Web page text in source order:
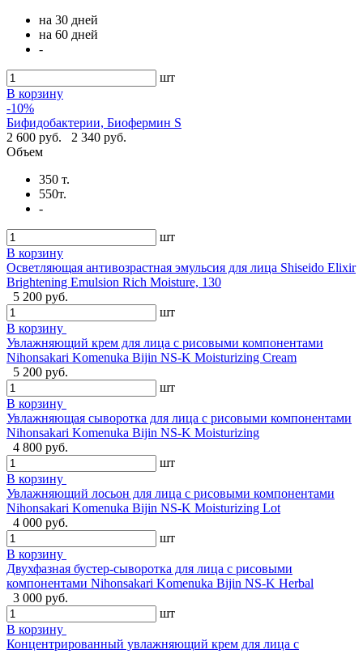
на 30 дней
на 60 дней
-
шт
В корзину
-10%
Бифидобактерии, Биофермин S
2 600 руб.
2 340 руб.
Объем
350 т.
550т.
-
шт
В корзину
Осветляющая антивозрастная эмульсия для лица Shiseido Elixir
Brightening Emulsion Rich Moisture, 130
5 200 руб.
шт
В корзину
Увлажняющий крем для лица с рисовыми компонентами
Nihonsakari Komenuka Bijin NS-K Moisturizing Cream
5 200 руб.
шт
В корзину
Увлажняющая сыворотка для лица с рисовыми компонентами
Nihonsakari Komenuka Bijin NS-K Moisturizing
4 800 руб.
шт
В корзину
Увлажняющий лосьон для лица с рисовыми компонентами
Nihonsakari Komenuka Bijin NS-K Moisturizing Lot
4 000 руб.
шт
В корзину
Двухфазная бустер-сыворотка для лица с рисовыми
компонентами Nihonsakari Komenuka Bijin NS-K Herbal
3 000 руб.
шт
В корзину
Концентрированный увлажняющий крем для лица с